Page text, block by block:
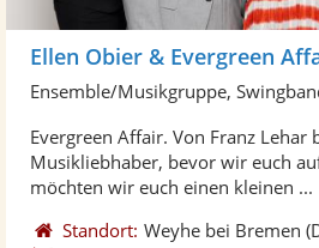
Ellen Obier & Evergreen
Ensemble/Musikgruppe,
Evergreen Affair. Von Franz Lehar
Musikliebhaber, bevor wir euch
möchten wir euch einen kleinen ...
Standort: Weyhe bei Bremen